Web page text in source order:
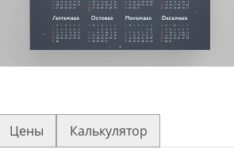
Цены Калькулятор